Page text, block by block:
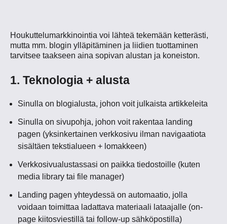
Houkuttelumarkkinointia voi lähteä tekemään ketterästi,
mutta mm. blogin ylläpitäminen ja liidien tuottaminen
tarvitsee taakseen aina sopivan alustan ja koneiston.
1. Teknologia + alusta
Sinulla on blogialusta, johon voit julkaista artikkeleita
Sinulla on sivupohja, johon voit rakentaa landing
pagen (yksinkertainen verkkosivu ilman navigaatiota
sisältäen tekstialueen + lomakkeen)
Verkkosivualustassasi on paikka tiedostoille (kuten
media library tai file manager)
Landing pagen yhteydessä on automaatio, jolla
voidaan toimittaa ladattava materiaali lataajalle (on-
page kiitosviestillä tai follow-up sähköpostilla)